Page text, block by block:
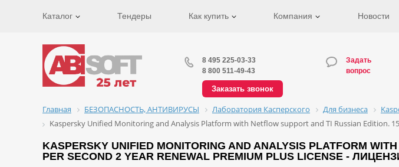
Каталог Тендеры Как купить Компания Новости
8 495 225-03-33
8 800 511-49-43
Заказать звонок
Задать
вопрос
Главная БЕЗОПАСНОСТЬ, АНТИВИРУСЫ Лаборатория Касперского Для бизнеса
Kaspersky Unified Monitoring and Analysis Platform with Netflow support and TI Russian Edition.
KASPERSKY UNIFIED MONITORING AND ANALYSIS PLATFORM
PER SECOND 2 YEAR RENEWAL PREMIUM PLUS LICENSE -